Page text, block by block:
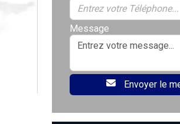
Message
Envoyer le